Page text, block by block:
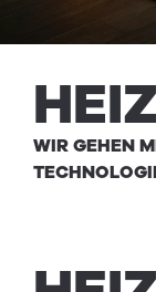
WIR GEHEN